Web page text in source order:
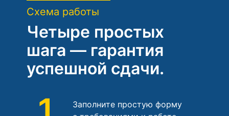
Схема работы
Четыре простых
шага — гарантия
успешной сдачи.
Заполните простую форму